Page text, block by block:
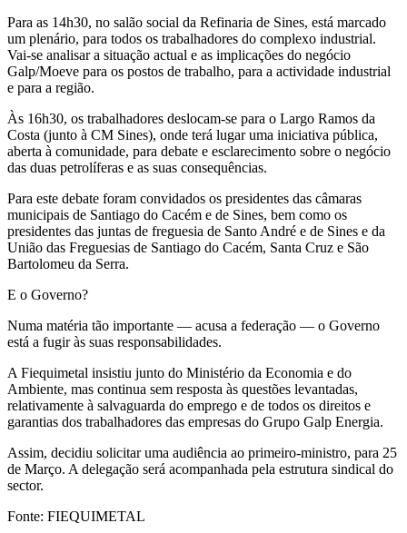
Para as 14h30, no salão social da Refinaria de Sines, está marcado
um plenário, para todos os trabalhadores do complexo industrial.
Vai-se analisar a situação actual e as implicações do negócio
Galp/Moeve para os postos de trabalho, para a actividade industrial
e para a região.
Às 16h30, os trabalhadores deslocam-se para o Largo Ramos da
Costa (junto à CM Sines), onde terá lugar uma iniciativa pública,
aberta à comunidade, para debate e esclarecimento sobre o negócio
das duas petrolíferas e as suas consequências.
Para este debate foram convidados os presidentes das câmaras
municipais de San­tiago do Cacém e de Sines, bem como os
presidentes das juntas de freguesia de Santo André e de Sines e da
União das Freguesias de Santiago do Cacém, Santa Cruz e São
Bartolomeu da Serra.
E o Governo?
Numa matéria tão importante — acusa a federação — o Governo
está a fugir às suas responsabilidades.
A Fiequimetal insistiu junto do Ministério da Economia e do
Ambiente, mas continua sem resposta às questões levantadas,
relativamente à salvaguarda do emprego e de todos os direitos e
garantias dos trabalhadores das empresas do Grupo Galp Energia.
Assim, decidiu solicitar uma audiência ao primeiro-ministro, para 25
de Março. A delegação será acompanhada pela estrutura sindical do
sector.
Fonte: FIEQUIMETAL